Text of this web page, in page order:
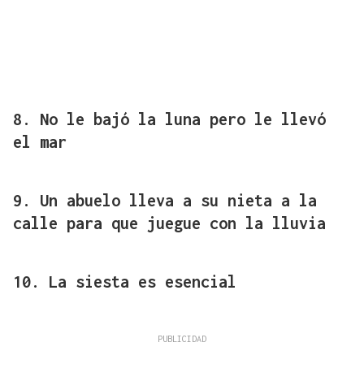
8. No le bajó la luna pero le llevó
el mar
9. Un abuelo lleva a su nieta a la
calle para que juegue con la lluvia
10. La siesta es esencial